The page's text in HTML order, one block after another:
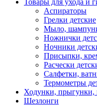
Товары для ухода и
Аспираторы
Грелки детские
Мыло,
Ножнички
Ночники
Присыпки,
Расчески
Салфетки,
Термометры
Ходунки,
Шезлонги